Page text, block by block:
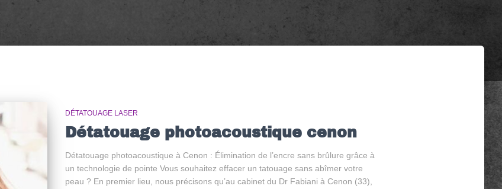
DÉTATOUAGE LASER
Détatouage photoacoustique cenon
Détatouage photoacoustique à Cenon : Élimination de l’encre sans brûlure grâce à
un technologie de pointe Vous souhaitez effacer un tatouage sans abîmer votre
peau ? En premier lieu, nous précisons qu’au cabinet du Dr Fabiani à Cenon (33),